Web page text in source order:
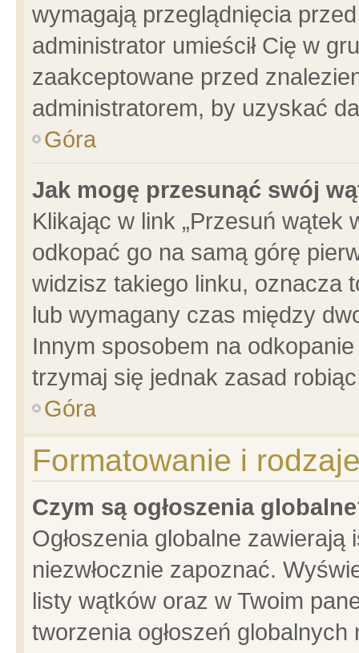
wymagają przeglądnięcia
administrator umieścił Cię w
zaakceptowane przed
administratorem, by uzyskać
Góra
Jak mogę przesunąć swój
Klikając w link „Przesuń wątek
odkopać go na samą górę
widzisz takiego linku, oznacza
lub wymagany czas między
Innym sposobem na
trzymaj się jednak zasad
Góra
Formatowanie i
Czym są ogłoszenia
Ogłoszenia globalne
niezwłocznie zapoznać.
listy wątków oraz w Twoim
tworzenia ogłoszeń